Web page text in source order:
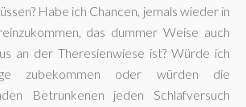
Habe ich Chancen, jemals wieder in
das dummer Weise auch
an der Theresienwiese ist? Würde ich
zubekommen oder würden die
Betrunkenen jeden Schlafversuch